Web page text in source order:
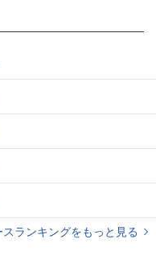
ランキングをもっと見る